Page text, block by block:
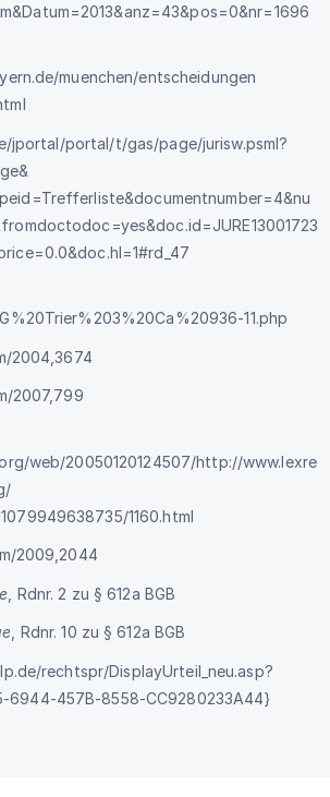
muenchen/entscheidungen
jportal/portal/t/gas/page/jurisw.psml?
11.php
2004,3674
2007,799
web/20050120124507/http://www.lexre
1160.html
2009,2044
, Rdnr. 2 zu § 612a BGB
, Rdnr. 10 zu § 612a BGB
rechtspr/DisplayUrteil_neu.asp?
6944-457B-8558-CC9280233A44}